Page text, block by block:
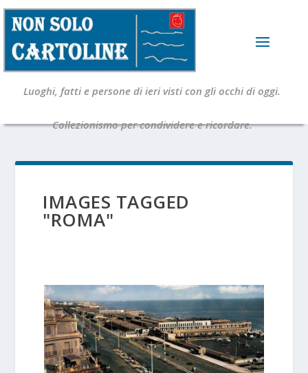
Luoghi, fatti e persone di ieri visti con gli occhi di oggi.
Collezionismo per condividere e ricordare.
IMAGES TAGGED
"ROMA"